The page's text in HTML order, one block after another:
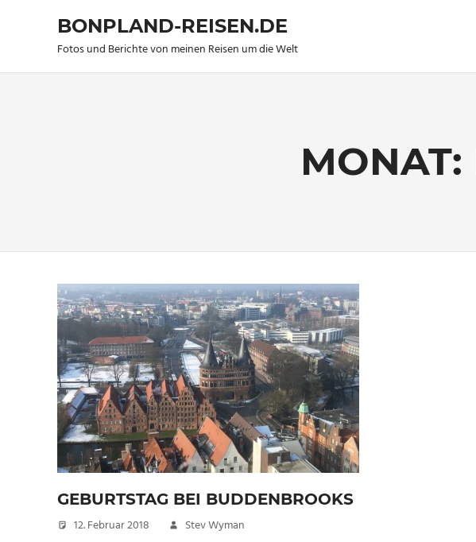
BONPLAND-REISEN.DE
Fotos und Berichte von meinen Reisen um die Welt
MONAT:
GEBURTSTAG BEI BUDDENBROOKS
12. Februar 2018 Stev Wyman